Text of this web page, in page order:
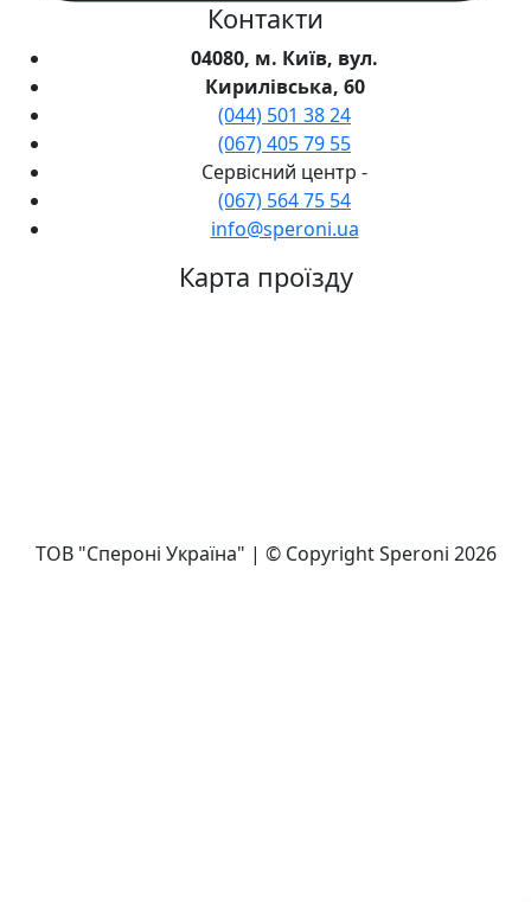
Контакти
04080, м. Київ, вул.
Кирилівська, 60
(044) 501 38 24
(067) 405 79 55
Сервісний центр -
(067) 564 75 54
info@speroni.ua
Карта проїзду
ТОВ "Спероні Україна" | © Copyright Speroni 2026